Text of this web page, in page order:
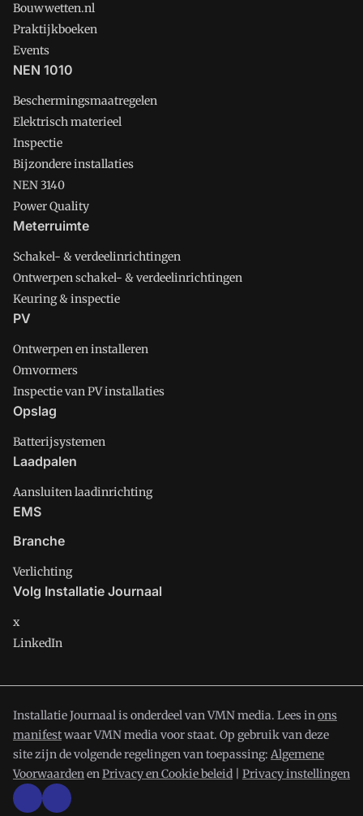
Bouwwetten.nl
Praktijkboeken
Events
NEN 1010
Beschermingsmaatregelen
Elektrisch materieel
Inspectie
Bijzondere installaties
NEN 3140
Power Quality
Meterruimte
Schakel- & verdeelinrichtingen
Ontwerpen schakel- & verdeelinrichtingen
Keuring & inspectie
PV
Ontwerpen en installeren
Omvormers
Inspectie van PV installaties
Opslag
Batterijsystemen
Laadpalen
Aansluiten laadinrichting
EMS
Branche
Verlichting
Volg Installatie Journaal
x
LinkedIn
Installatie Journaal is onderdeel van VMN media. Lees inons
manifestwaar VMN media voor staat. Op gebruik van deze
site zijn de volgende regelingen van toepassing: Algemene
VoorwaardenenPrivacy en Cookie beleid Privacy instellingen